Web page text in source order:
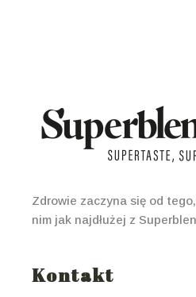
Zdrowie zaczyna się od
nim jak najdłużej z
Kontakt